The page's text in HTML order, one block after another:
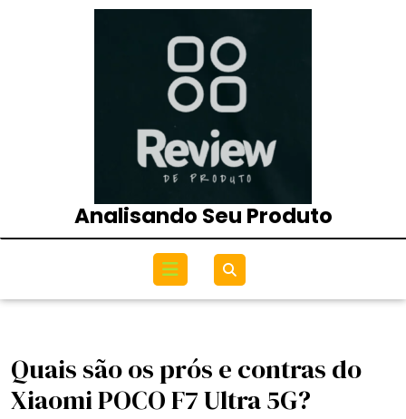
Analisando Seu Produto
Open
Menu
Quais são os prós e contras do
Xiaomi POCO F7 Ultra 5G?